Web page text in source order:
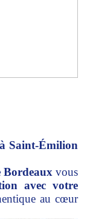
Saint-Émilion
Bordeaux vous
avec votre
au cœur